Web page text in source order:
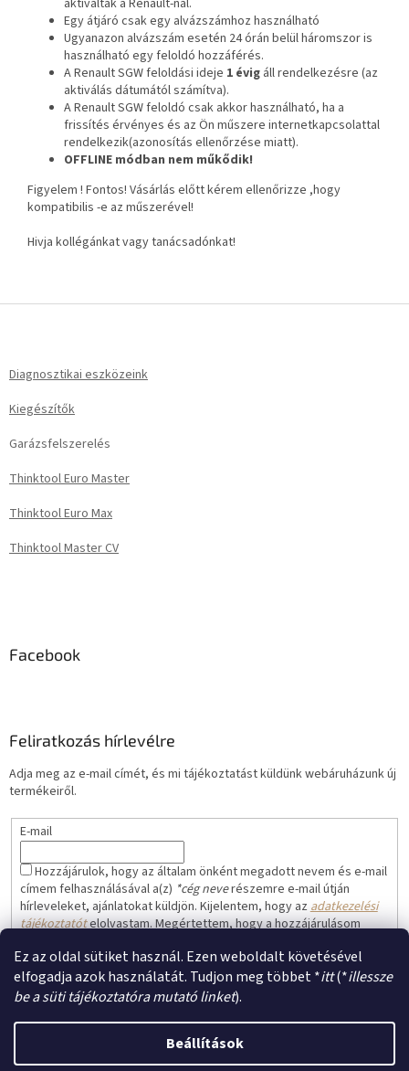
Ez az oldal sütiket használ. Ezen weboldalt követésével
elfogadja azok használatát. Tudjon meg többet *itt(*illessze
be a süti tájékoztatóra mutató linket).
Beállítások
aktiválták a Renault-nál.
Egy átjáró csak egy alvázszámhoz használható
Ugyanazon alvázszám esetén 24 órán belül háromszor is
használható egy feloldó hozzáférés.
A Renault SGW feloldási ideje 1 évig áll rendelkezésre (az
aktiválás dátumától számítva).
A Renault SGW feloldó csak akkor használható, ha a
frissítés érvényes és az Ön műszere internetkapcsolattal
rendelkezik(azonosítás ellenőrzése miatt).
OFFLINE módban nem műkődik!
Figyelem ! Fontos! Vásárlás előtt kérem ellenőrizze ,hogy
kompatibilis -e az műszerével!
Hivja kollégánkat vagy tanácsadónkat!
Diagnosztikai eszközeink
Kiegészítők
Garázsfelszerelés
Thinktool Euro Master
Thinktool Euro Max
Thinktool Master CV
Facebook
Feliratkozás hírlevélre
Adja meg az e-mail címét, és mi tájékoztatást küldünk webáruházunk új
termékeiről.
E-mail
Hozzájárulok, hogy az általam önként megadott nevem és e-mail
címem felhasználásával a(z) *cég neverészemre e-mail útján
hírleveleket, ajánlatokat küldjön. Kijelentem, hogy azadatkezelési
tájékoztatótelolvastam. Megértettem, hogy a hozzájárulásom
FELIRATKOZÁS
Shoptet készítette